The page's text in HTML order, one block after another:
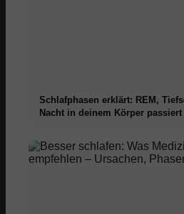
Schlafphasen erklärt: REM,
Nacht in deinem Körper passiert